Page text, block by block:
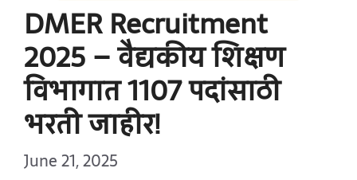
DMER Recruitment
2025 – वैद्यकीय शिक्षण
विभागात 1107 पदांसाठी
भरती जाहीर!
June 21, 2025